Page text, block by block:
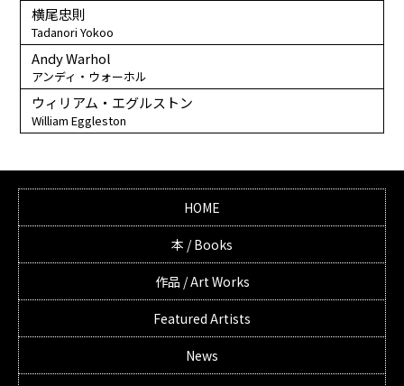
横尾忠則
Tadanori Yokoo
Andy Warhol
アンディ・ウォーホル
ウィリアム・エグルストン
William Eggleston
HOME
本 / Books
作品 / Art Works
Featured Artists
News